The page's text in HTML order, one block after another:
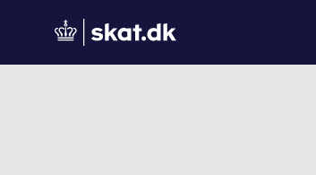
Gå til forside